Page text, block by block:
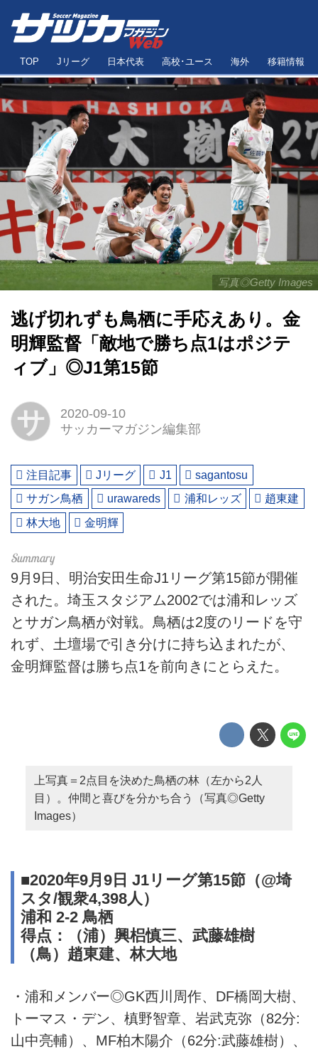
TOP Jリーグ 日本代表 高校･ユース 海外 移籍情報
写真◎Getty Images
逃げ切れずも鳥栖に手応えあり。金
明輝監督「敵地で勝ち点1はポジテ
ィブ」◎J1第15節
サ
2020-09-10
サッカーマガジン編集部
注目記事 Jリーグ J1
sagantosu
サガン鳥栖
urawareds 浦和レッズ
趙東建
林大地
金明輝
9月9日、明治安田生命J1リーグ第15節が開催
された。埼玉スタジアム2002では浦和レッズ
とサガン鳥栖が対戦。鳥栖は2度のリードを守
れず、土壇場で引き分けに持ち込まれたが、
金明輝監督は勝ち点1を前向きにとらえた。
上写真＝2点目を決めた鳥栖の林（左から2人
目）。仲間と喜びを分かち合う（写真◎Getty
Images）
■2020年9月9日 J1リーグ第15節（@埼
スタ/観衆4,398人）
浦和 2-2 鳥栖
得点：（浦）興梠慎三、武藤雄樹
（鳥）趙東建、林大地
・浦和メンバー◎GK西川周作、DF橋岡大樹、
トーマス・デン、槙野智章、岩武克弥（82分:
山中亮輔）、MF柏木陽介（62分:武藤雄樹）、